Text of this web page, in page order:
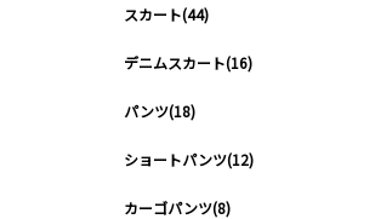
スカート(44)
デニムスカート(16)
パンツ(18)
ショートパンツ(12)
カーゴパンツ(8)